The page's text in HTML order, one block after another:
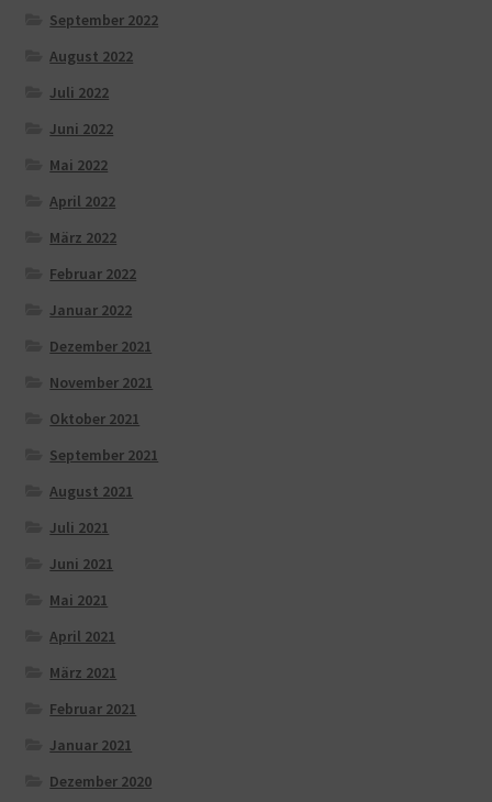
September 2022
August 2022
Juli 2022
Juni 2022
Mai 2022
April 2022
März 2022
Februar 2022
Januar 2022
Dezember 2021
November 2021
Oktober 2021
September 2021
August 2021
Juli 2021
Juni 2021
Mai 2021
April 2021
März 2021
Februar 2021
Januar 2021
Dezember 2020